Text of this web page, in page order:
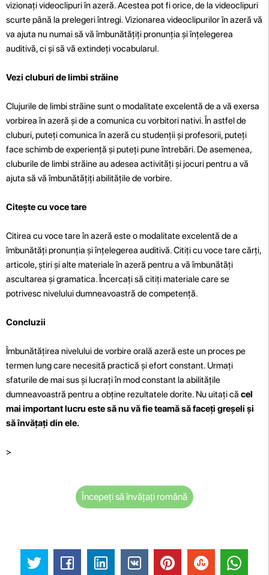
vizionați videoclipuri în azeră. Acestea pot fi orice, de la videoclipuri
scurte până la prelegeri întregi. Vizionarea videoclipurilor în azeră vă
va ajuta nu numai să vă îmbunătățiți pronunția și înțelegerea
auditivă, ci și să vă extindeți vocabularul.
Vezi cluburi de limbi străine
Clujurile de limbi străine sunt o modalitate excelentă de a vă exersa
vorbirea în azeră și de a comunica cu vorbitori nativi. În astfel de
cluburi, puteți comunica în azeră cu studenții și profesorii, puteți
face schimb de experiență și puteți pune întrebări. De asemenea,
cluburile de limbi străine au adesea activități și jocuri pentru a vă
ajuta să vă îmbunătățiți abilitățile de vorbire.
Citește cu voce tare
Citirea cu voce tare în azeră este o modalitate excelentă de a
îmbunătăți pronunția și înțelegerea auditivă. Citiți cu voce tare cărți,
articole, știri și alte materiale în azeră pentru a vă îmbunătăți
ascultarea și gramatica. Încercați să citiți materiale care se
potrivesc nivelului dumneavoastră de competență.
Concluzii
Îmbunătățirea nivelului de vorbire orală azeră este un proces pe
termen lung care necesită practică și efort constant. Urmați
sfaturile de mai sus și lucrați în mod constant la abilitățile
dumneavoastră pentru a obține rezultatele dorite. Nu uitați că cel
mai important lucru este să nu vă fie teamă să faceți greșeli și
să învățați din ele.
>
Începeți să învățați română